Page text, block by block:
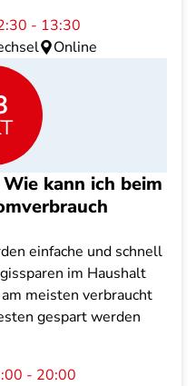
- 13:30
Online
kann ich beim
einfache und schnell
im Haushalt
meisten verbraucht
gespart werden
- 20:00